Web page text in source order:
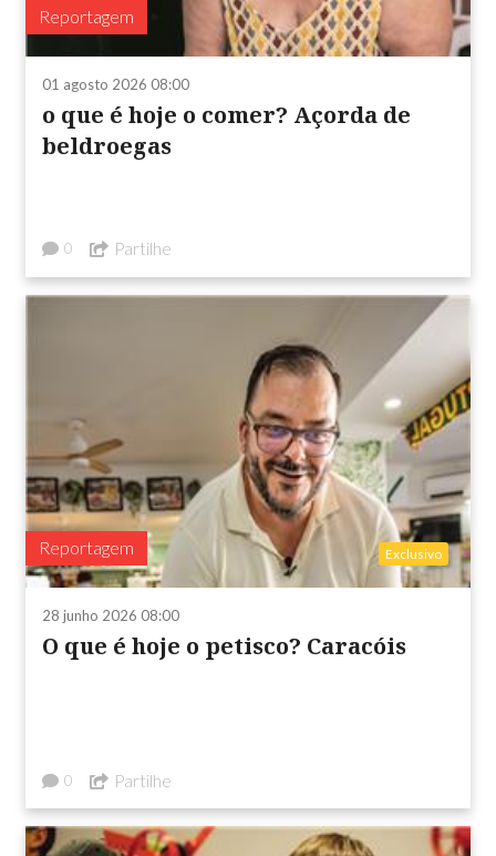
Reportagem
01 agosto 2026 08:00
o que é hoje o comer? Açorda de
beldroegas
0 Partilhe
Reportagem Exclusivo
28 junho 2026 08:00
O que é hoje o petisco? Caracóis
0 Partilhe